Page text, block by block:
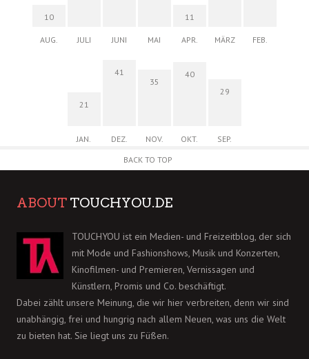
10
AUG. JULI JUNI MAI
11
APR. MÄRZ FEB.
21
JAN.
41
DEZ.
35
NOV.
40
OKT.
29
SEP.
BACK TO TOP
ABOUT TOUCHYOU.DE
TOUCHYOU ist ein Medien- und Freizeitblog, der sich
mit Mode und Fashionshows, Musik und Konzerten,
Kinofilmen- und Premieren, Vernissagen und
Künstlern, Promis und Co. beschäftigt.
Dabei zählt unsere Meinung, die wir hier verbreiten, denn wir sind
unabhängig, frei und hungrig nach allem Neuen, was uns die Welt
zu bieten hat. Sie liegt uns zu Füßen.